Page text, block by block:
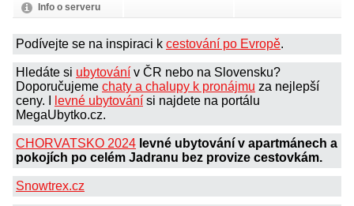
Info o serveru
Podívejte se na inspiraci k cestování po Evropě.
Hledáte si ubytování v ČR nebo na Slovensku?
Doporučujeme chaty a chalupy k pronájmu za nejlepší
ceny. I
levné ubytování si najdete na portálu
MegaUbytko.cz.
CHORVATSKO 2024 levné ubytování v apartmánech a
pokojích po celém Jadranu bez provize cestovkám.
Snowtrex.cz